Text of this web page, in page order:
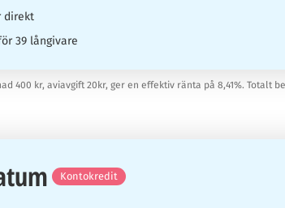
direkt
39 långivare
400 kr, aviavgift 20kr, ger en effektiv ränta på 8,41%. Totalt
Kontokredit